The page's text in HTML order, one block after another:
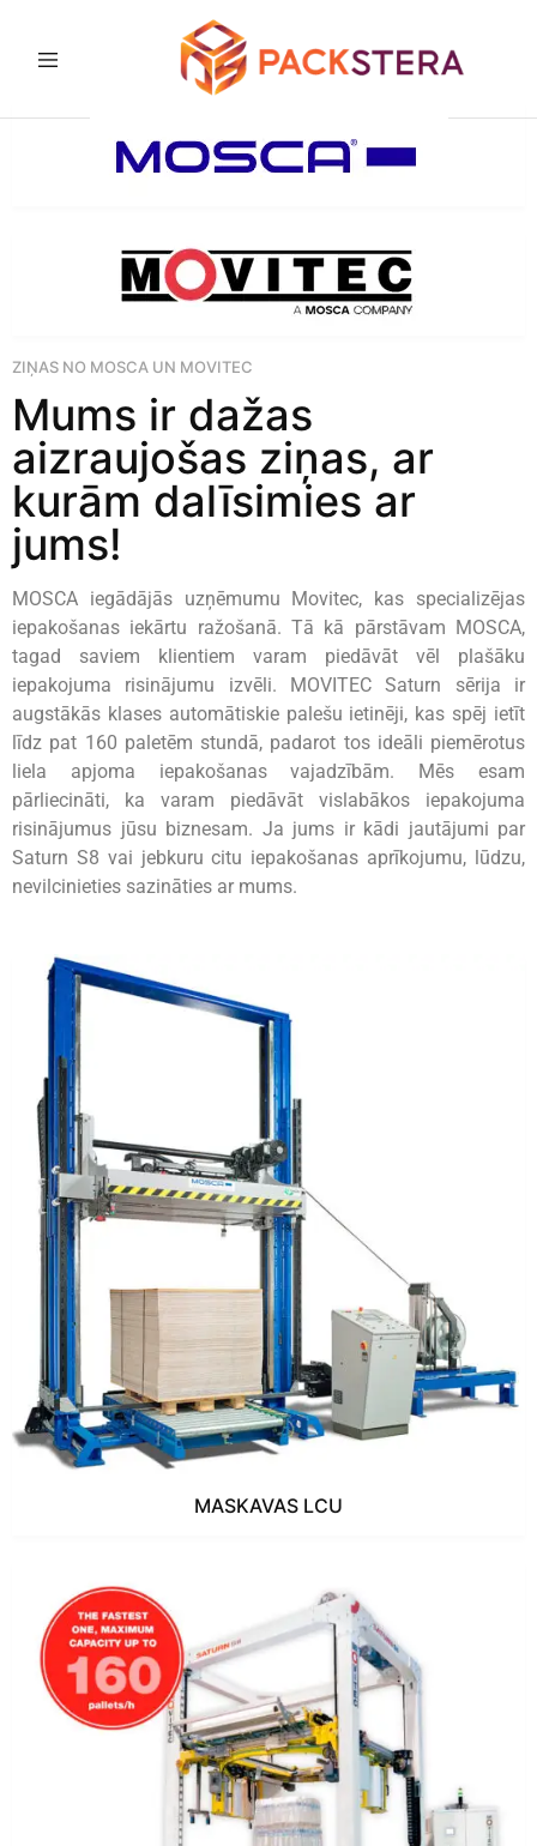
un
aprīkojums
ZIŅAS NO MOSCA UN MOVITEC
Mums ir dažas
aizraujošas ziņas, ar
kurām dalīsimies ar
jums!
MOSCA iegādājās uzņēmumu Movitec, kas specializējas
iepakošanas iekārtu ražošanā. Tā kā pārstāvam MOSCA,
tagad saviem klientiem varam piedāvāt vēl plašāku
iepakojuma risinājumu izvēli. MOVITEC Saturn sērija ir
augstākās klases automātiskie palešu ietinēji, kas spēj ietīt
līdz pat 160 paletēm stundā, padarot tos ideāli piemērotus
liela apjoma iepakošanas vajadzībām. Mēs esam
pārliecināti, ka varam piedāvāt vislabākos iepakojuma
risinājumus jūsu biznesam. Ja jums ir kādi jautājumi par
Saturn S8 vai jebkuru citu iepakošanas aprīkojumu, lūdzu,
nevilcinieties sazināties ar mums.
MASKAVAS LCU